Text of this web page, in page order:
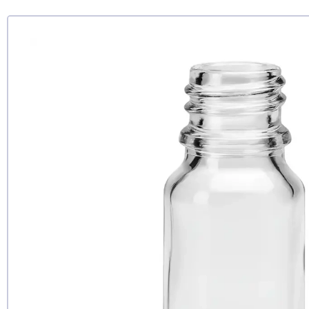
еще не